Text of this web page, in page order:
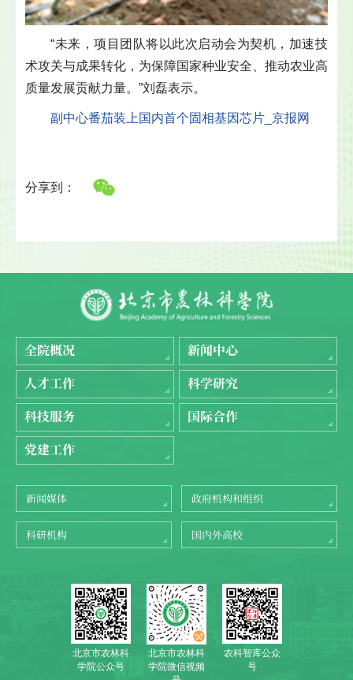
“未来，项目团队将以此次启动会为契机，加速技
术攻关与成果转化，为保障国家种业安全、推动农业高
质量发展贡献力量。”刘磊表示。
副中心番茄装上国内首个固相基因芯片_京报网
分享到：
全院概况
新闻中心
人才工作
科学研究
科技服务
国际合作
党建工作
新闻媒体 政府机构和组织
科研机构 国内外高校
北京市农林科
学院公众号
北京市农林科
学院微信视频
农科智库公众
号